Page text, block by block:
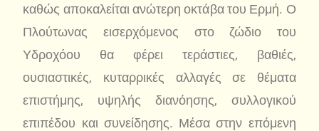
καθώς αποκαλείται ανώτερη οκτάβα του Ερμή. Ο
Πλούτωνας εισερχόμενος στο ζώδιο του
Υδροχόου θα φέρει τεράστιες, βαθιές,
ουσιαστικές, κυταρρικές αλλαγές σε θέματα
επιστήμης, υψηλής διανόησης, συλλογικού
επιπέδου και συνείδησης. Μέσα στην επόμενη